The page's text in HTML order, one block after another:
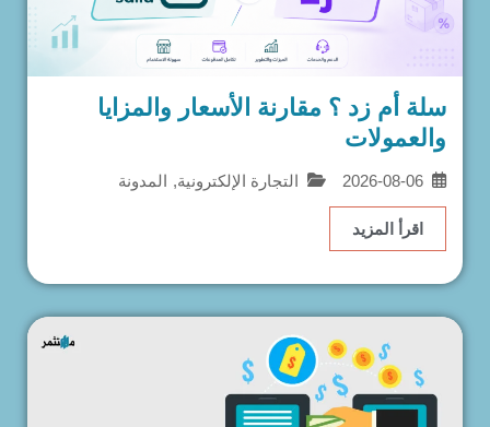
سلة أم زد ؟ مقارنة الأسعار والمزايا
والعمولات
2026-08-06 التجارة الإلكترونية, المدونة
اقرأ المزيد